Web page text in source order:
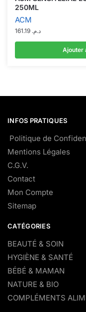
250ML
ACM
د.م.
Ajouter
INFOS PRATIQUES
Politique de
Mentions Légales
C.G.V.
Contact
Mon Compte
Sitemap
CATÉGORIES
BEAUTÉ & SOIN
HYGIÈNE & SANTÉ
BÉBÉ & MAMAN
NATURE & BIO
COMPLÉMENTS